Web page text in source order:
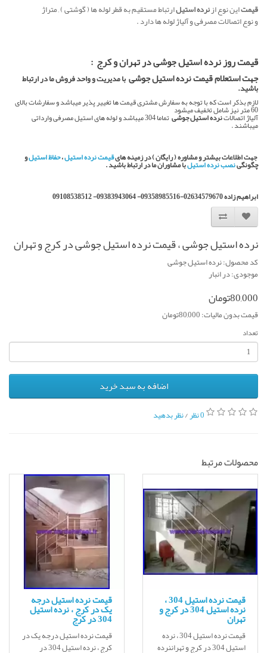
قیمتاین نوع ازنرده استیلارتباط مستقیم به قطر لوله ها ( گوشتی ) , متراژ
و نوع اتصالات مصرفی و آلیاژ لوله ها دارد .
قیمت روز نرده استیل جوشی در تهران و کرج :
جهت استعلام قیمت نرده استیل جوشیبا مدیریت و واحد فروش ما در ارتباط
باشید.
لازم بذکر است که با توجه به سفارش مشتری قیمت ها تغییر پذیر میباشد و سفارشات بالای
60 متر نیز شامل تخفیف میشود
آلیاژ اتصالاتنرده استیل جوشی تماما 304 میباشد و لوله های استیل مصرفی وارداتی
میباشند .
جهت اطلاعات بیشتر و مشاوره ( رایگان ) در زمینه هایقیمت نرده استیل،حفاظ استیلو
چگونگینصب نرده استیلبا مشاوران ما در ارتباط باشید .
ابراهیم زاده02634579670-09358985516- 09383943064- 09108538512
نرده استیل جوشی ، قیمت نرده استیل جوشی در کرج و تهران
کد محصول: نرده استیل جوشی
موجودی: در انبار
80,000تومان
قیمت بدون مالیات: 80,000تومان
تعداد
اضافه به سبد خرید
0 نظر /نظر بدهید
محصولات مرتبط
قیمت نرده استیل 304 ،
نرده استیل 304 در کرج و
تهران
قیمت نرده استیل 304 ، نرده
استیل 304 در کرج و تهراننرده
قیمت نرده استیل درجه
یک در کرج ، نرده استیل
304 در کرج
قیمت نرده استیل درجه یک در
کرج ، نرده استیل 304 در